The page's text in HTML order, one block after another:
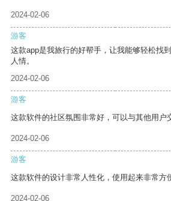
2024-02-06
游客
这款app是我旅行的好帮手，让我能够轻松找
人情。
2024-02-06
游客
这款软件的社区氛围非常好，可以与其他用户
2024-02-06
游客
这款软件的设计非常人性化，使用起来非常方
2024-02-06